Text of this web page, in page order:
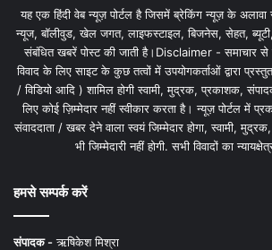
यह एक हिंदी वेब न्यूज़ पोर्टल है जिसमें ब्रेकिंग न्यूज़ के अलावा
न्यूज, बॉलीवुड, खेल जगत, लाइफस्टाइल, बिजनेस, सेहत, ब्यूटी,
संबंधित खबरें पोस्ट की जाती है।Disclaimer - समाचार से
विवाद के लिए साइट के कुछ तत्वों में उपयोगकर्ताओं द्वारा
/ विडियो आदि ) शामिल होगी स्वामी, मुद्रक, प्रकाशक,
लिए कोई ज़िम्मेदार नहीं स्वीकार करता है। न्यूज़ पोर्टल में
संवाददाता / खबर देने वाला स्वयं जिम्मेदार होगा, स्वामी,
भी जिम्मेदारी नहीं होगी. सभी विवादों का
हमसे सम्पर्क करें
संपादक -ऋषिकेश मिश्रा